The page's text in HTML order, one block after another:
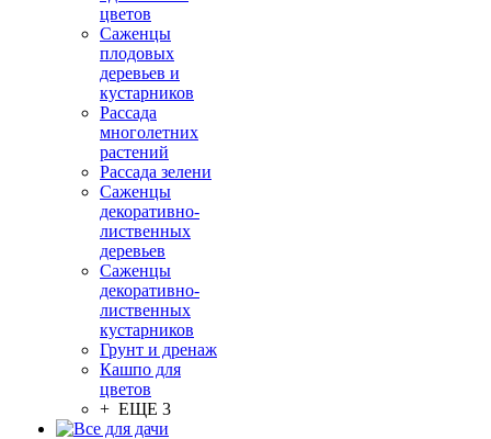
цветов
Саженцы
плодовых
деревьев и
кустарников
Рассада
многолетних
растений
Рассада зелени
Саженцы
декоративно-
лиственных
деревьев
Саженцы
декоративно-
лиственных
кустарников
Грунт и дренаж
Кашпо для
цветов
+ ЕЩЕ 3